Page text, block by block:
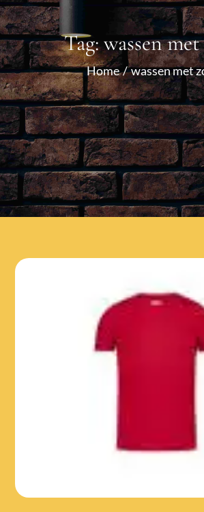
Tag:wassen
Home wassen met